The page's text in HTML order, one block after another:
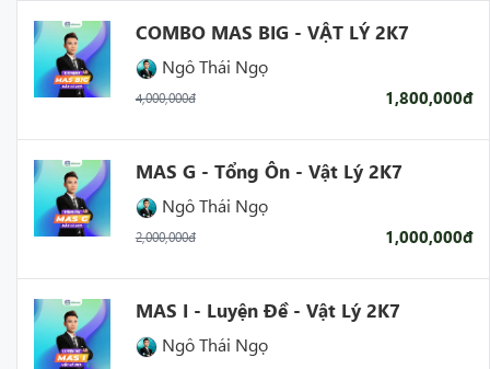
COMBO MAS BIG - VẬT LÝ 2K7
Ngô Thái Ngọ
4,000,000đ 1,800,000đ
MAS G - Tổng Ôn - Vật Lý 2K7
Ngô Thái Ngọ
2,000,000đ 1,000,000đ
MAS I - Luyện Đề - Vật Lý 2K7
Ngô Thái Ngọ